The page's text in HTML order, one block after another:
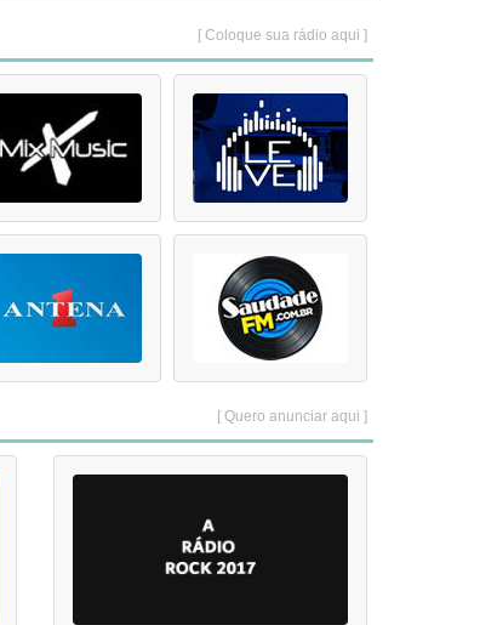
[ Coloque sua rádio aqui ]
[ Quero anunciar aqui ]